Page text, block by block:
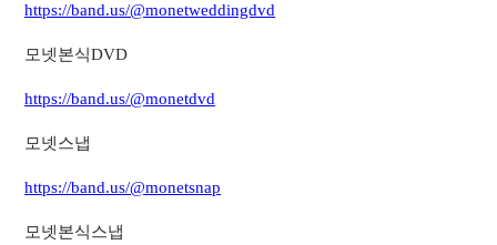
https://band.us/@monetweddingdvd
모넷본식DVD
https://band.us/@monetdvd
모넷스냅
https://band.us/@monetsnap
모넷본식스냅